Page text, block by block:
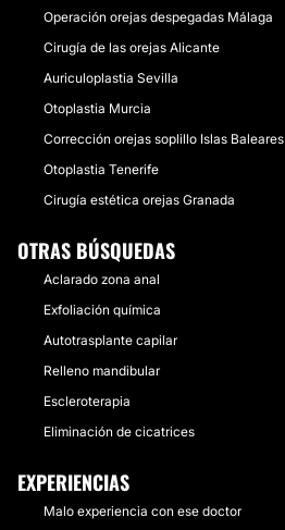
Operación orejas despegadas Málaga
Cirugía de las orejas Alicante
Auriculoplastia Sevilla
Otoplastia Murcia
Corrección orejas soplillo Islas Baleares
Otoplastia Tenerife
Cirugía estética orejas Granada
OTRAS BÚSQUEDAS
Aclarado zona anal
Exfoliación química
Autotrasplante capilar
Relleno mandibular
Escleroterapia
Eliminación de cicatrices
EXPERIENCIAS
Malo experiencia con ese doctor